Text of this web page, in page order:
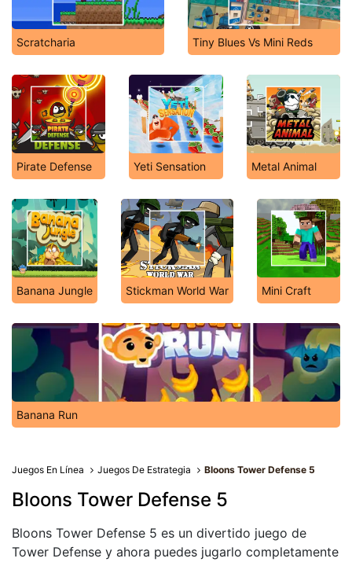
Scratcharia Tiny Blues Vs Mini Reds
Pirate Defense Yeti Sensation Metal Animal
Banana Jungle Stickman World War Mini Craft
Banana Run
Juegos En Línea Juegos De Estrategia Bloons Tower Defense 5
Bloons Tower Defense 5
Bloons Tower Defense 5 es un divertido juego de
Tower Defense y ahora puedes jugarlo completamente